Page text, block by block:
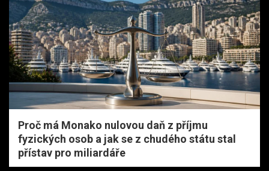
Proč má Monako nulovou daň z příjmu
fyzických osob a jak se z chudého státu stal
přístav pro miliardáře